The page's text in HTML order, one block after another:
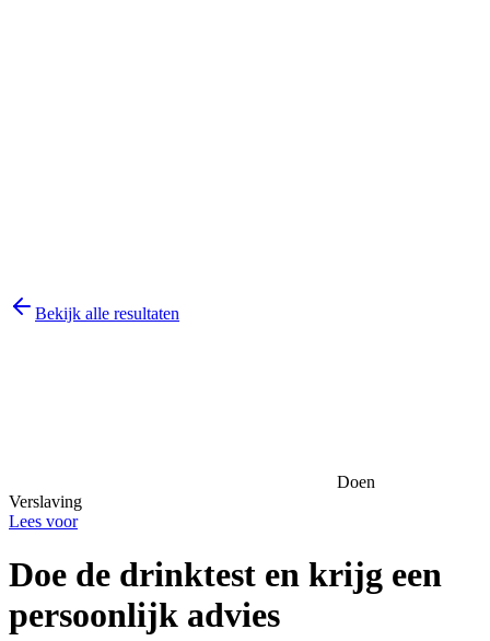
Bekijk alle resultaten
Doen
Verslaving
Lees voor
Doe de drinktest en krijg een
persoonlijk advies